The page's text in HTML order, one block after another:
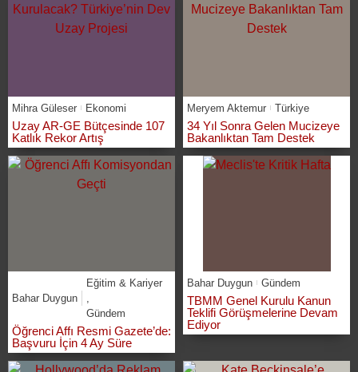
Mihra Güleser Ekonomi
Uzay AR-GE Bütçesinde 107
Katlık Rekor Artış
Meryem Aktemur Türkiye
34 Yıl Sonra Gelen Mucizeye
Bakanlıktan Tam Destek
Bahar Duygun
Eğitim & Kariyer
Gündem
Öğrenci Affı Resmi Gazete’de:
Başvuru İçin 4 Ay Süre
Bahar Duygun Gündem
TBMM Genel Kurulu Kanun
Teklifi Görüşmelerine Devam
Ediyor